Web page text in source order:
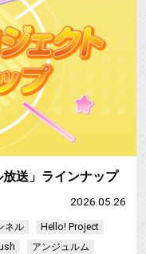
放送」ラインナップ
2026.05.26
ネル
Hello! Project
アンジュルム